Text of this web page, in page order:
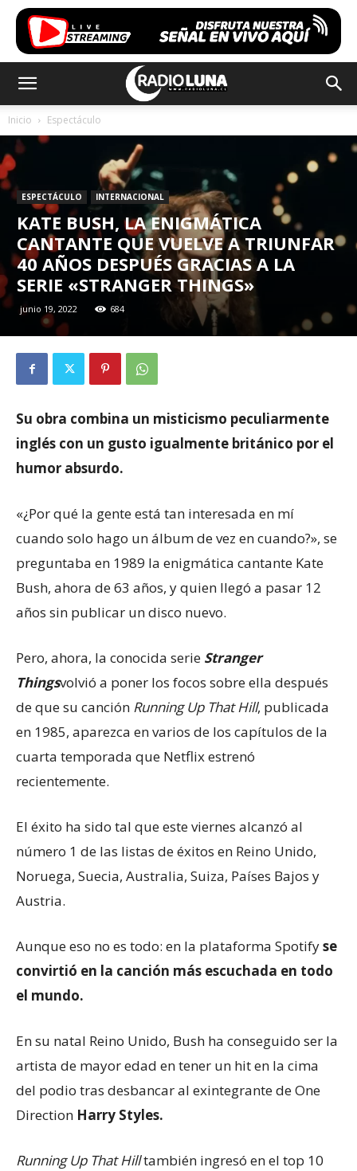
Inicio Espectáculo
ESPECTÁCULO INTERNACIONAL
KATE BUSH, LA ENIGMÁTICA
CANTANTE QUE VUELVE A TRIUNFAR
40 AÑOS DESPUÉS GRACIAS A LA
SERIE «STRANGER THINGS»
junio 19, 2022 684
Su obra combina un misticismo peculiarmente
inglés con un gusto igualmente británico por el
humor absurdo.
«¿Por qué la gente está tan interesada en mí
cuando solo hago un álbum de vez en cuando?», se
preguntaba en 1989 la enigmática cantante Kate
Bush, ahora de 63 años, y quien llegó a pasar 12
años sin publicar un disco nuevo.
Pero, ahora, la conocida serie Stranger
Thingsvolvió a poner los focos sobre ella después
de que su canción Running Up That Hill, publicada
en 1985, aparezca en varios de los capítulos de la
cuarta temporada que Netflix estrenó
recientemente.
El éxito ha sido tal que este viernes alcanzó al
número 1 de las listas de éxitos en Reino Unido,
Noruega, Suecia, Australia, Suiza, Países Bajos y
Austria.
Aunque eso no es todo: en la plataforma Spotifyse
convirtió en la canción más escuchada en todo
el mundo.
En su natal Reino Unido, Bush ha conseguido ser la
artista de mayor edad en tener un hit en la cima
del podio tras desbancar al exintegrante de One
Direction Harry Styles.
Running Up That Hilltambién ingresó en el top 10